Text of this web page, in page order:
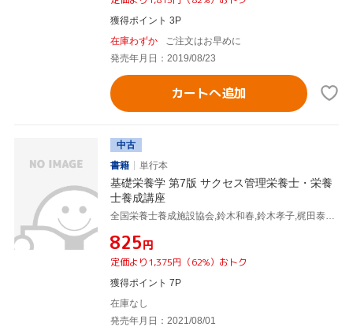
獲得ポイント 3P
在庫わずか
ご注文はお早めに
発売年月日：2019/08/23
カートへ追加
中古
書籍
単行本
基礎栄養学 第7版 サクセス管理栄養士・栄養
士養成講座
全国栄養士養成施設協会,鈴木和春,鈴木孝子,梶田泰孝,日本栄養士会
¥825円
定価より1,375円（62%）おトク
獲得ポイント 7P
在庫なし
発売年月日：2021/08/01